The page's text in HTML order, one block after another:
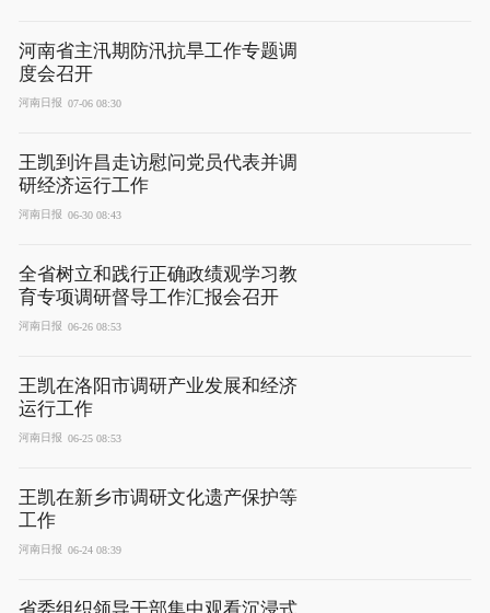
河南省主汛期防汛抗旱工作专题调
度会召开
河南日报 07-06 08:30
王凯到许昌走访慰问党员代表并调
研经济运行工作
河南日报 06-30 08:43
全省树立和践行正确政绩观学习教
育专项调研督导工作汇报会召开
河南日报 06-26 08:53
王凯在洛阳市调研产业发展和经济
运行工作
河南日报 06-25 08:53
王凯在新乡市调研文化遗产保护等
工作
河南日报 06-24 08:39